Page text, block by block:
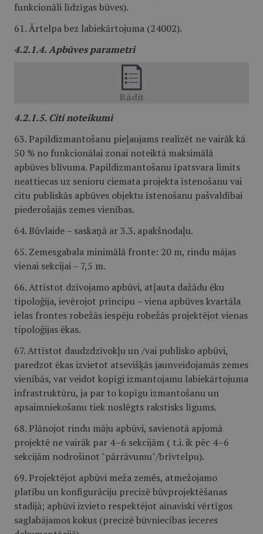
funkcionāli līdzīgas būves).
61. Ārtelpa bez labiekārtojuma (24002).
4.2.1.4. Apbūves parametri
4.2.1.5. Citi noteikumi
63. Papildizmantošanu pieļaujams realizēt ne vairāk kā
50 % no funkcionālai zonai noteiktā maksimālā
apbūves blīvuma. Papildizmantošanu īpatsvara limits
neattiecas uz senioru ciemata projekta īstenošanu vai
citu publiskās apbūves objektu īstenošanu pašvaldībai
piederošajās zemes vienības.
64. Būvlaide – saskaņā ar 3.3. apakšnodaļu.
65. Zemesgabala minimālā fronte: 20 m, rindu mājas
vienai sekcijai – 7,5 m.
66. Attīstot dzīvojamo apbūvi, atļauta dažādu ēku
tipoloģija, ievērojot principu – viena apbūves kvartāla
ielas frontes robežās iespēju robežās projektējot vienas
tipoloģijas ēkas.
67. Attīstot daudzdzīvokļu un /vai publisko apbūvi,
paredzot ēkas izvietot atsevišķās jaunveidojamās zemes
vienībās, var veidot kopīgi izmantojamu labiekārtojuma
infrastruktūru, ja par to kopīgu izmantošanu un
apsaimniekošanu tiek noslēgts rakstisks līgums.
68. Plānojot rindu māju apbūvi, savienotā apjomā
projektē ne vairāk par 4–6 sekcijām ( t.i. ik pēc 4–6
sekcijām nodrošinot "pārrāvumu"/brīvtelpu).
69. Projektējot apbūvi meža zemēs, atmežojamo
platību un konfigurāciju precizē būvprojektēšanas
stadijā; apbūvi izvieto respektējot ainaviski vērtīgos
saglabājamos kokus (precizē būvniecības ieceres